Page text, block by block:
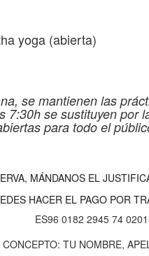
yoga (abierta)
se mantienen las
7:30h se sustituyen por
para todo el
MÁNDANOS EL
HACER EL PAGO POR
ES96 0182 2945 74
TU NOMBRE,